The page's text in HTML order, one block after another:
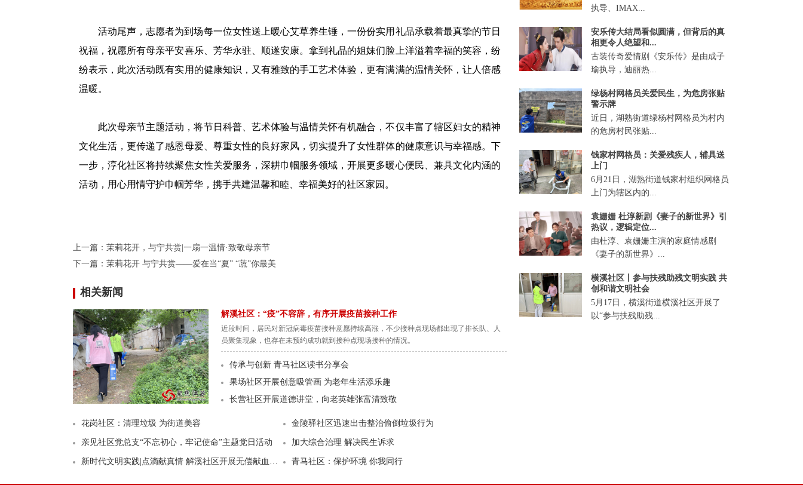
活动尾声，志愿者为到场每一位女性送上暖心艾草养生锤，一份份实用礼品承载着最真挚的节日
祝福，祝愿所有母亲平安喜乐、芳华永驻、顺遂安康。拿到礼品的姐妹们脸上洋溢着幸福的笑容，纷
纷表示，此次活动既有实用的健康知识，又有雅致的手工艺术体验，更有满满的温情关怀，让人倍感
温暖。
此次母亲节主题活动，将节日科普、艺术体验与温情关怀有机融合，不仅丰富了辖区妇女的精神
文化生活，更传递了感恩母爱、尊重女性的良好家风，切实提升了女性群体的健康意识与幸福感。下
一步，淳化社区将持续聚焦女性关爱服务，深耕巾帼服务领域，开展更多暖心便民、兼具文化内涵的
活动，用心用情守护巾帼芳华，携手共建温馨和睦、幸福美好的社区家园。
上一篇： 茉莉花开，与宁共赏|一扇一温情·致敬母亲节
下一篇： 茉莉花开 与宁共赏——爱在当“夏” “蔬”你最美
相关新闻
解溪社区：“疫”不容辞，有序开展疫苗接种工作
近段时间，居民对新冠病毒疫苗接种意愿持续高涨，不少接种点现场都出现了排长队、人
员聚集现象，也存在未预约成功就到接种点现场接种的情况。
传承与创新 青马社区读书分享会
果场社区开展创意吸管画 为老年生活添乐趣
长营社区开展道德讲堂，向老英雄张富清致敬
花岗社区：清理垃圾 为街道美容
亲见社区党总支“不忘初心，牢记使命”主题党日活动
新时代文明实践|点滴献真情 解溪社区开展无偿献血活动
金陵驿社区迅速出击整治偷倒垃圾行为
加大综合治理 解决民生诉求
青马社区：保护环境 你我同行
执导、IMAX...
安乐传大结局看似圆满，但背后的真
相更令人绝望和...
古装传奇爱情剧《安乐传》是由成子
瑜执导，迪丽热...
绿杨村网格员关爱民生，为危房张贴
警示牌
近日，湖熟街道绿杨村网格员为村内
的危房村民张贴...
钱家村网格员：关爱残疾人，辅具送
上门
6月21日，湖熟街道钱家村组织网格员
上门为辖区内的...
袁姗姗 杜淳新剧《妻子的新世界》引
热议，逻辑定位...
由杜淳、袁姗姗主演的家庭情感剧
《妻子的新世界》...
横溪社区丨参与扶残助残文明实践 共
创和谐文明社会
5月17日，横溪街道横溪社区开展了
以“参与扶残助残...